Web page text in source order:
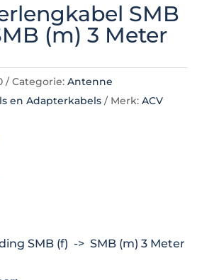
SMB
(m) 3 Meter
Categorie: Antenne
en Adapterkabels
Merk: ACV
SMB (f) -> SMB (m) 3 Meter